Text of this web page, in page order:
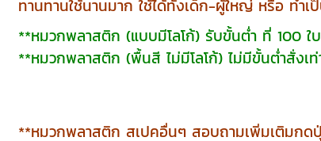
ทานทานใช้นานมาก ใช้ได้ทั้งเด็ก-ผู้ใหญ่ หรือ ทำเ
**หมวกพลาสติก (แบบมีโลโก้) รับขั้นต่ำ ที่ 100 ใบ
**หมวกพลาสติก (พื้นสี ไม่มีโลโก้) ไม่มีขั้นต่ำสั่งเท่
**หมวกพลาสติก สเปคอื่นๆ สอบถามเพิ่มเติมกด